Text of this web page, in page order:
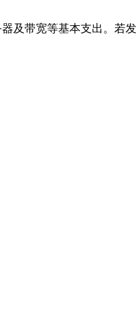
带宽等基本支出。若